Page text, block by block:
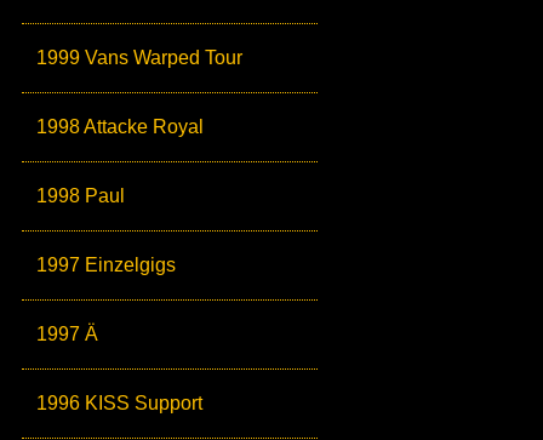
1999 Vans Warped Tour
1998 Attacke Royal
1998 Paul
1997 Einzelgigs
1997 Ä
1996 KISS Support